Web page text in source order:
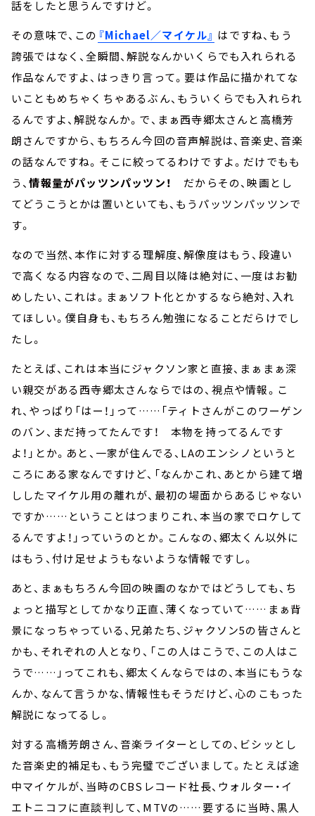
話をしたと思うんですけど。
その意味で、この 『Michael／マイケル』 はですね、もう
誇張ではなく、全瞬間、解説なんかいくらでも入れられる
作品なんですよ、はっきり言って。要は作品に描かれてな
いこともめちゃくちゃあるぶん、もういくらでも入れられ
るんですよ、解説なんか。で、まぁ西寺郷太さんと高橋芳
朗さんですから、もちろん今回の音声解説は、音楽史、音楽
の話なんですね。そこに絞ってるわけですよ。だけでもも
う、情報量がパッツンパッツン！ だからその、映画とし
てどうこうとかは置いといても、もうパッツンパッツンで
す。
なので当然、本作に対する理解度、解像度はもう、段違い
で高くなる内容なので、二周目以降は絶対に、一度はお勧
めしたい、これは。まぁソフト化とかするなら絶対、入れ
てほしい。僕自身も、もちろん勉強になることだらけでし
たし。
たとえば、これは本当にジャクソン家と直接、まぁまぁ深
い親交がある西寺郷太さんならではの、視点や情報。こ
れ、やっぱり「はー！」って……「ティトさんがこのワーゲン
のバン、まだ持ってたんです！ 本物を持ってるんです
よ！」とか。あと、一家が住んでる、LAのエンシノというと
ころにある家なんですけど、「なんかこれ、あとから建て増
ししたマイケル用の離れが、最初の場面からあるじゃない
ですか……ということはつまりこれ、本当の家でロケして
るんですよ！」っていうのとか。こんなの、郷太くん以外に
はもう、付け足せようもないような情報ですし。
あと、まぁもちろん今回の映画のなかではどうしても、ち
ょっと描写としてかなり正直、薄くなっていて……まぁ背
景になっちゃっている、兄弟たち、ジャクソン5の皆さんと
かも、それぞれの人となり、「この人はこうで、この人はこ
うで……」ってこれも、郷太くんならではの、本当にもうな
んか、なんて言うかな、情報性もそうだけど、心のこもった
解説になってるし。
対する高橋芳朗さん、音楽ライターとしての、ビシッとし
た音楽史的補足も、もう完璧でございまして。たとえば途
中マイケルが、当時のCBSレコード社長、ウォルター・イ
エトニコフに直談判して、MTVの……要するに当時、黒人